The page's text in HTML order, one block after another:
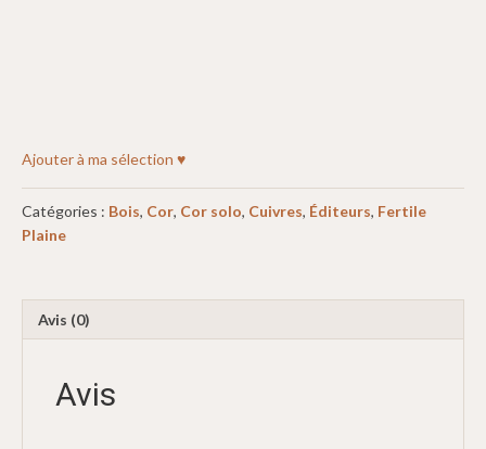
Ajouter à ma sélection ♥
Catégories : Bois, Cor, Cor solo, Cuivres, Éditeurs, Fertile
Plaine
Avis (0)
Avis